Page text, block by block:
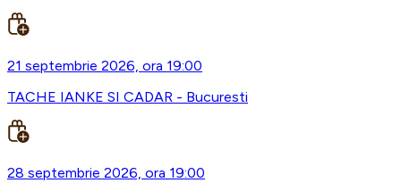
21 septembrie 2026, ora 19:00
TACHE IANKE SI CADAR - Bucuresti
28 septembrie 2026, ora 19:00